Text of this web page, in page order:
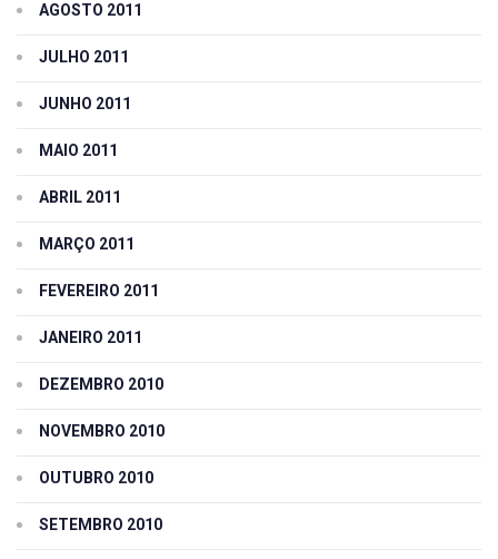
AGOSTO 2011
JULHO 2011
JUNHO 2011
MAIO 2011
ABRIL 2011
MARÇO 2011
FEVEREIRO 2011
JANEIRO 2011
DEZEMBRO 2010
NOVEMBRO 2010
OUTUBRO 2010
SETEMBRO 2010